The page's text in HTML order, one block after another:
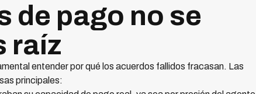
de pago no se
raíz
entender por qué los acuerdos fallidos fracasan. Las
principales: